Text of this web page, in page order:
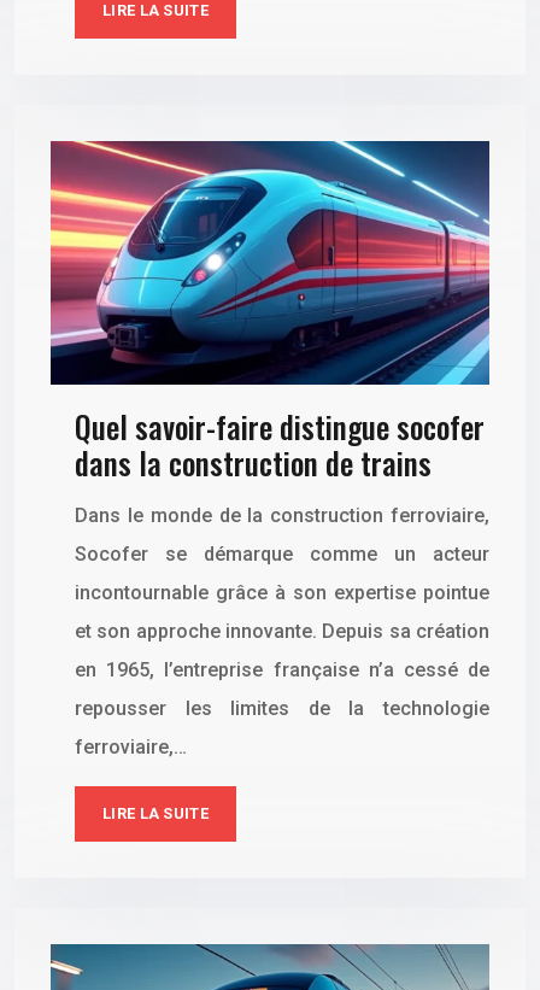
LIRE LA SUITE
Quel savoir-faire distingue socofer
dans la construction de trains
Dans le monde de la construction ferroviaire,
Socofer se démarque comme un acteur
incontournable grâce à son expertise pointue
et son approche innovante. Depuis sa création
en 1965, l’entreprise française n’a cessé de
repousser les limites de la technologie
ferroviaire,…
LIRE LA SUITE